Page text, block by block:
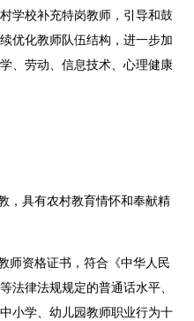
学校补充特岗教师，引导和鼓
优化教师队伍结构，进一步加
、劳动、信息技术、心理健康
，具有农村教育情怀和奉献精
师资格证书，符合《中华人民
法律法规规定的普通话水平、
小学、幼儿园教师职业行为十